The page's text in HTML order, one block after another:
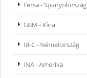
Fersa - Spanyolország
GBM - Kína
IB-C - Németország
INA - Amerika